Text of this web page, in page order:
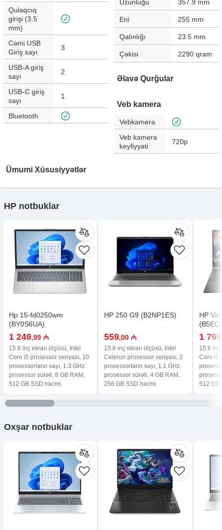
Qulaqcıq
girişi (3.5
mm)
Cəmi USB
Giriş sayı
3
USB-A giriş
sayı
2
USB-C giriş
sayı
1
Bluetooth
Uzunluğu 357.9 mm
Eni 255 mm
Qalınlığı 23.5 mm
Çəkisi 2290 qram
Əlavə Qurğular
Veb kamera
Vebkamera
Veb kamera
keyfiyyəti
720p
Ümumi Xüsusiyyətlər
HP notbuklar
Hp 15-fd0250wm
(BY0S6UA)
1 249,99 ₼
15.6 inç ekran ölçüsü, Intel
Core i5 prosessor seriyası, 10
prosessorların sayı, 1.3 GHz
prosessor sürəti, 8 GB RAM,
512 GB SSD həcmi
HP 250 G9 (B2NP1ES)
559,00 ₼
15.6 inç ekran ölçüsü, Intel
Celeron prosessor seriyası, 2
prosessorların sayı, 1.1 GHz
prosessor sürəti, 4 GB RAM,
256 GB SSD həcmi
HP
1 799
15.6
Core i5
512 GB
Oxşar notbuklar